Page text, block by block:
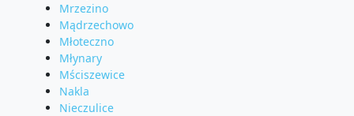
Mrzezino
Mądrzechowo
Młoteczno
Młynary
Mściszewice
Nakla
Nieczulice